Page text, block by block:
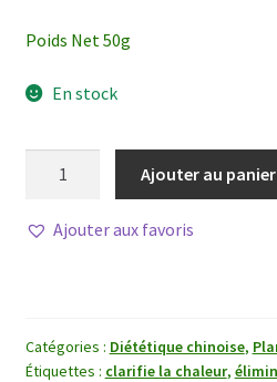
Poids Net 50g
En stock
Ben
Ajouter au panier
Ajouter aux favoris
Catégories : Diététique chinoise,
Étiquettes : clarifie la chaleur,